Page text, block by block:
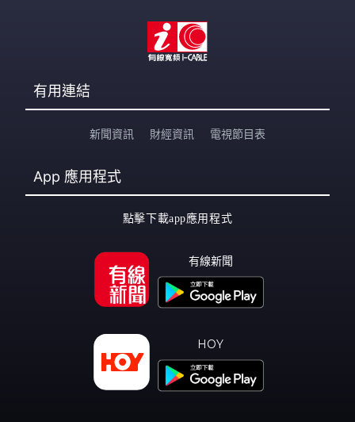
有用連結
新聞資訊 財經資訊 電視節目表
App 應用程式
點擊下載app應用程式
有線新聞
HOY